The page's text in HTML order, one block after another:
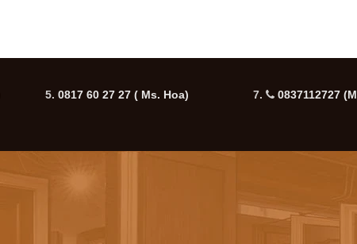
5. 0817 60 27 27( Ms. Hoa) 7. 0837112727